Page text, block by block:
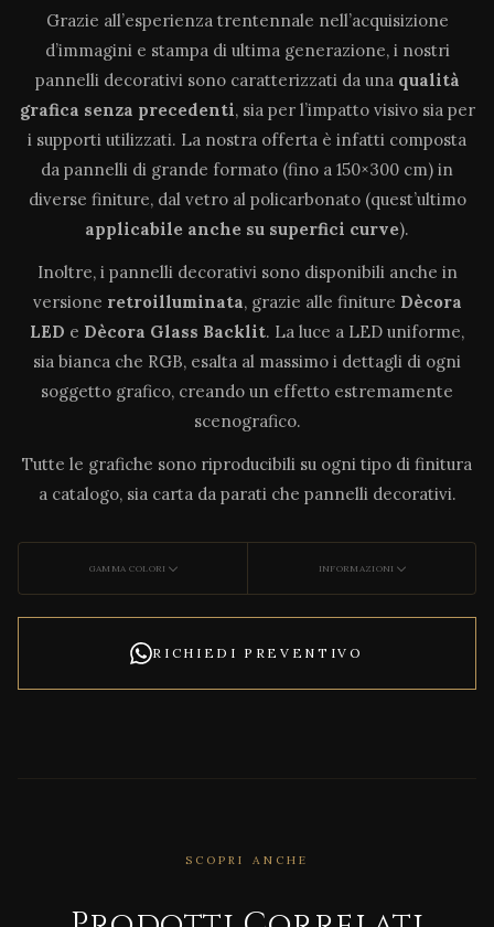
Grazie all’esperienza trentennale nell’acquisizione
d’immagini e stampa di ultima generazione, i nostri
pannelli decorativi sono caratterizzati da una qualità
grafica senza precedenti, sia per l’impatto visivo sia per
i supporti utilizzati. La nostra offerta è infatti composta
da pannelli di grande formato (fino a 150×300 cm) in
diverse finiture, dal vetro al policarbonato (quest’ultimo
applicabile anche su superfici curve).
Inoltre, i pannelli decorativi sono disponibili anche in
versione retroilluminata, grazie alle finiture Dècora
LED e Dècora Glass Backlit. La luce a LED uniforme,
sia bianca che RGB, esalta al massimo i dettagli di ogni
soggetto grafico, creando un effetto estremamente
scenografico.
Tutte le grafiche sono riproducibili su ogni tipo di finitura
a catalogo, sia carta da parati che pannelli decorativi.
GAMMA COLORI INFORMAZIONI
RICHIEDI PREVENTIVO
SCOPRI ANCHE